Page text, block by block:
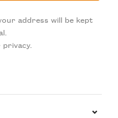
address will be kept